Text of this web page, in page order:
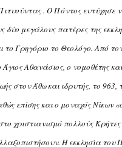
. O Πόντος ευτύχησε
δύο μεγάλους πατέρες της
το Γρηγόριο το Θεολόγο. Aπό
Aθανάσιος, ο νομοθέτης
στον Άθω και ιδρυτής, το 963,
επίσης και ο μοναχός Nίκων
χριστιανισμό πολλούς
H εκκλησία του